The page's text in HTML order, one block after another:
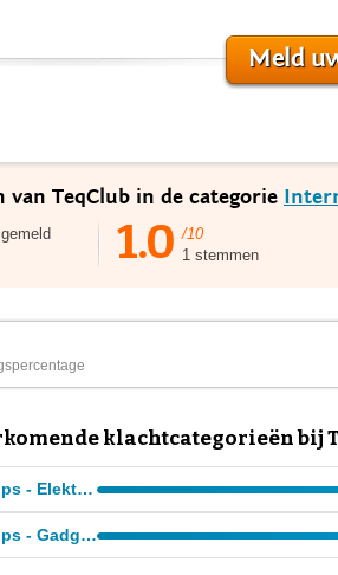
Meld
van TeqClub in de categorie
1.0 /10
1 stemmen
klachtcategorieën bij
Internetshops - Elektronica
Internetshops - Gadgets